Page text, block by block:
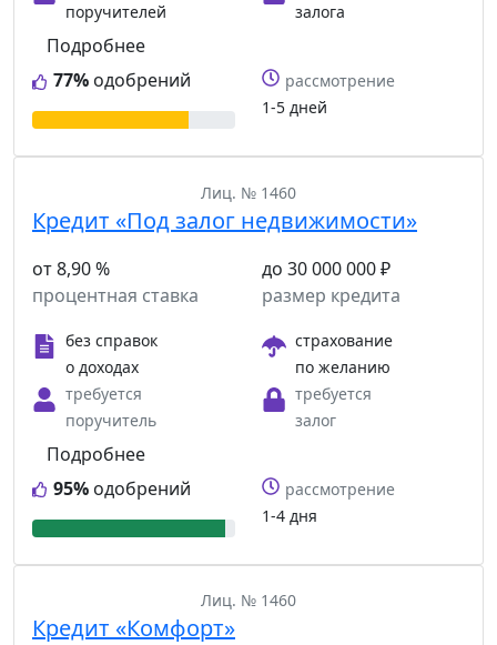
поручителей
залога
77% одобрений
Подробнее
рассмотрение
1-5 дней
Лиц. № 1460
Кредит «Под залог недвижимости»
от 8,90 %
процентная ставка
до 30 000 000 ₽
размер кредита
без справок
о доходах
страхование
по желанию
требуется
поручитель
требуется
залог
95% одобрений
Подробнее
рассмотрение
1-4 дня
Лиц. № 1460
Кредит «Комфорт»